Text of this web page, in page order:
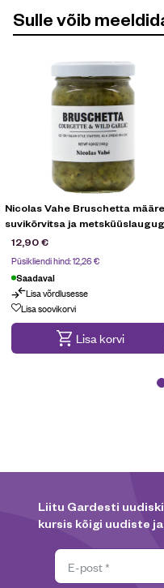
Sulle võib
Nicolas Vahe Bruschetta määre
suvikõrvitsa ja
140g
12,90€
Püsikliendi hind:12,26€
Saadaval
Lisa võrdlusesse
Lisa soovikorvi
Lisa korvi
Liitu Gardesti
kursis kõigi uudiste